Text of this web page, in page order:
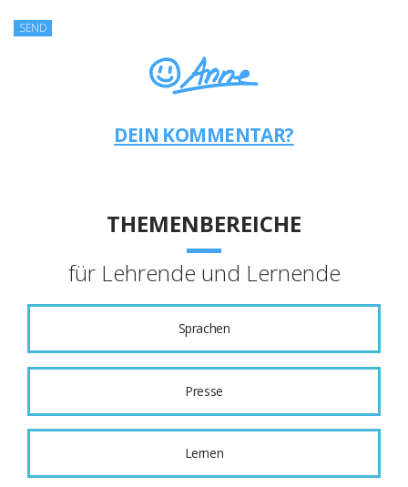
DEIN KOMMENTAR?
THEMENBEREICHE
für Lehrende und Lernende
Sprachen
Presse
Lernen